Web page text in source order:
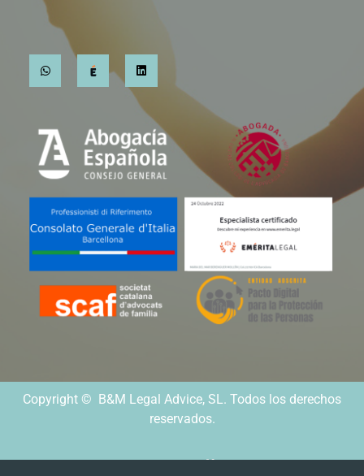
Copyright © B&M Legal Advice, SL. Todos los derechos
reservados.